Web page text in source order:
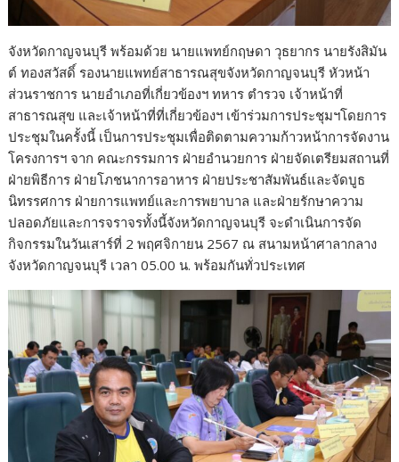
จังหวัดกาญจนบุรี พร้อมด้วย นายแพทย์กฤษดา วุธยากร นายรังสิมัน
ต์ ทองสวัสดิ์ รองนายแพทย์สาธารณสุขจังหวัดกาญจนบุรี หัวหน้า
ส่วนราชการ นายอำเภอที่เกี่ยวข้องฯ ทหาร ตำรวจ เจ้าหน้าที่
สาธารณสุข และเจ้าหน้าที่ที่เกี่ยวข้องฯ เข้าร่วมการประชุมฯโดยการ
ประชุมในครั้งนี้ เป็นการประชุมเพื่อติดตามความก้าวหน้าการจัดงาน
โครงการฯ จาก คณะกรรมการ ฝ่ายอำนวยการ ฝ่ายจัดเตรียมสถานที่
ฝ่ายพิธีการ ฝ่ายโภชนาการอาหาร ฝ่ายประชาสัมพันธ์และจัดบูธ
นิทรรศการ ฝ่ายการแพทย์และการพยาบาล และฝ่ายรักษาความ
ปลอดภัยและการจราจรทั้งนี้จังหวัดกาญจนบุรี จะดำเนินการจัด
กิจกรรมในวันเสาร์ที่ 2 พฤศจิกายน 2567 ณ สนามหน้าศาลากลาง
จังหวัดกาญจนบุรี เวลา 05.00 น. พร้อมกันทั่วประเทศ